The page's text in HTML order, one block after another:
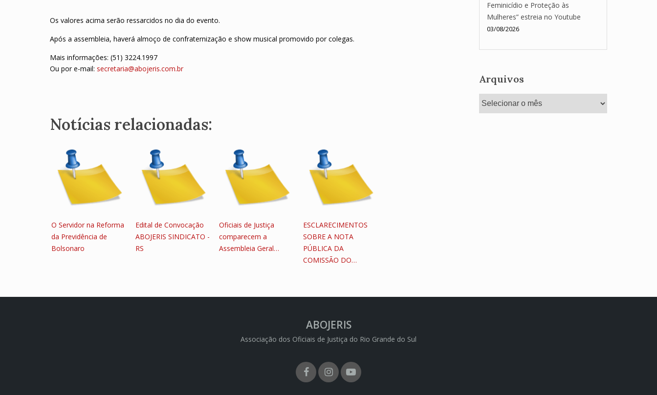
Os valores acima serão ressarcidos no dia do evento.
Após a assembleia, haverá almoço de confraternização e show musical promovido por colegas.
Mais informações: (51) 3224.1997
Ou por e-mail: secretaria@abojeris.com.br
Notícias relacionadas:
O Servidor na Reforma
da Previdência de
Bolsonaro
Edital de Convocação
ABOJERIS SINDICATO -
RS
Oficiais de Justiça
comparecem a
Assembleia Geral…
ESCLARECIMENTOS
SOBRE A NOTA
PÚBLICA DA
COMISSÃO DO…
Feminicídio e Proteção às
Mulheres” estreia no Youtube
03/08/2026
Arquivos
Arquivos
ABOJERIS
Associação dos Oficiais de Justiça do Rio Grande do Sul
FacebookInstagram
Youtube